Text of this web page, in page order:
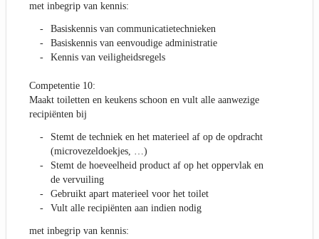
met inbegrip van kennis:
Basiskennis van communicatietechnieken
Basiskennis van eenvoudige administratie
Kennis van veiligheidsregels
Competentie 10:
Maakt toiletten en keukens schoon en vult alle aanwezige
recipiënten bij
Stemt de techniek en het materieel af op de opdracht
(microvezeldoekjes, …)
Stemt de hoeveelheid product af op het oppervlak en
de vervuiling
Gebruikt apart materieel voor het toilet
Vult alle recipiënten aan indien nodig
met inbegrip van kennis: